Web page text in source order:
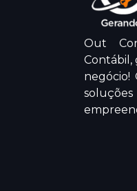
Out
Contábil,